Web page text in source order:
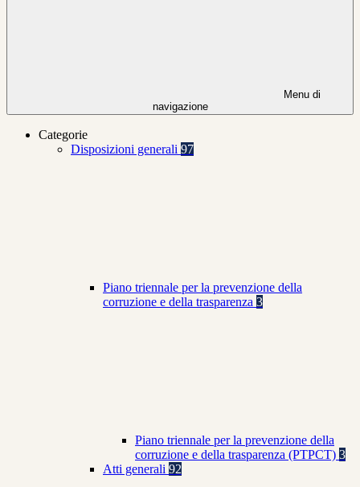
Menu di
navigazione
Categorie
Disposizioni generali 97
Piano triennale per la prevenzione della
corruzione e della trasparenza 3
Piano triennale per la prevenzione della
corruzione e della trasparenza (PTPCT) 3
Atti generali 92